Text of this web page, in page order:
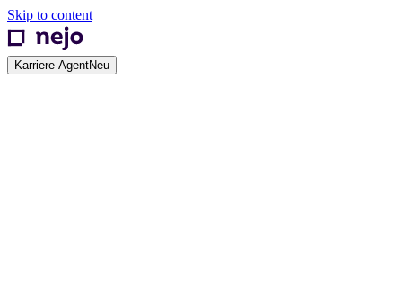
Skip to content
Karriere-AgentNeu